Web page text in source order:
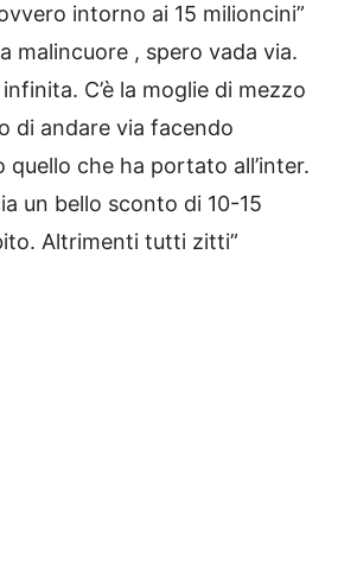
intorno ai 15 milioncini”
malincuore , spero vada via.
C’è la moglie di mezzo
di andare via facendo
che ha portato all’inter.
un bello sconto di 10-15
Altrimenti tutti zitti”